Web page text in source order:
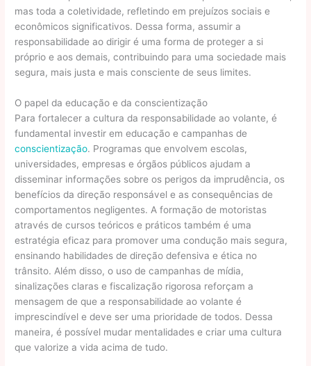
mas toda a coletividade, refletindo em prejuízos sociais e
econômicos significativos. Dessa forma, assumir a
responsabilidade ao dirigir é uma forma de proteger a si
próprio e aos demais, contribuindo para uma sociedade mais
segura, mais justa e mais consciente de seus limites.
O papel da educação e da conscientização
Para fortalecer a cultura da responsabilidade ao volante, é
fundamental investir em educação e campanhas de
conscientização. Programas que envolvem escolas,
universidades, empresas e órgãos públicos ajudam a
disseminar informações sobre os perigos da imprudência, os
benefícios da direção responsável e as consequências de
comportamentos negligentes. A formação de motoristas
através de cursos teóricos e práticos também é uma
estratégia eficaz para promover uma condução mais segura,
ensinando habilidades de direção defensiva e ética no
trânsito. Além disso, o uso de campanhas de mídia,
sinalizações claras e fiscalização rigorosa reforçam a
mensagem de que a responsabilidade ao volante é
imprescindível e deve ser uma prioridade de todos. Dessa
maneira, é possível mudar mentalidades e criar uma cultura
que valorize a vida acima de tudo.